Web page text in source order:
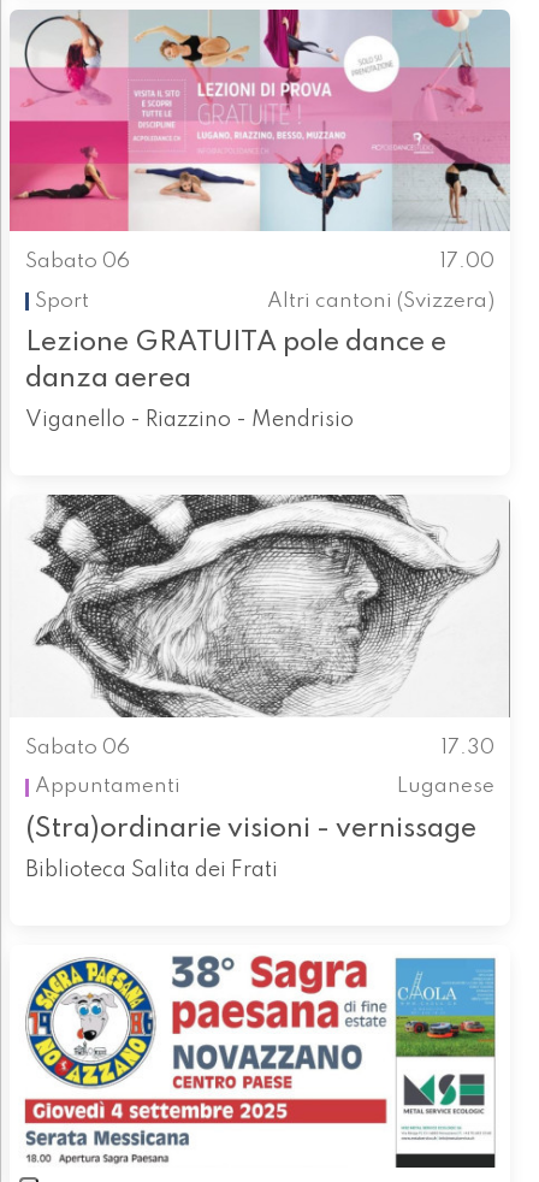
Sabato 06
17.00
Sport
Altri cantoni (Svizzera)
Lezione GRATUITA pole dance e
danza aerea
Viganello - Riazzino - Mendrisio
Sabato 06
17.30
Appuntamenti
Luganese
(Stra)ordinarie visioni - vernissage
Biblioteca Salita dei Frati